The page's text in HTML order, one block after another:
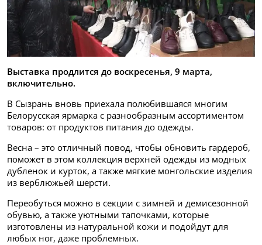
Выставка продлится до воскресенья, 9 марта,
включительно.
В Сызрань вновь приехала полюбившаяся многим
Белорусская ярмарка с разнообразным ассортиментом
товаров: от продуктов питания до одежды.
Весна – это отличный повод, чтобы обновить гардероб,
поможет в этом коллекция верхней одежды из модных
дубленок и курток, а также мягкие монгольские изделия
из верблюжьей шерсти.
Переобуться можно в секции с зимней и демисезонной
обувью, а также уютными тапочками, которые
изготовлены из натуральной кожи и подойдут для
любых ног, даже проблемных.